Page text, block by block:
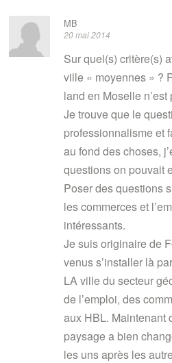
MB
20 mai 2014
Sur quel(s) critère(s)
ville « moyennes » ?
land en Moselle
Je trouve que le
professionnalisme et
au fond des choses,
questions on pouvait
Poser des questions
les commerces et
intéressants.
Je suis originaire de
venus s’installer là
LA ville du secteur
de l’emploi, des
aux HBL. Maintenant
paysage a bien
les uns après les